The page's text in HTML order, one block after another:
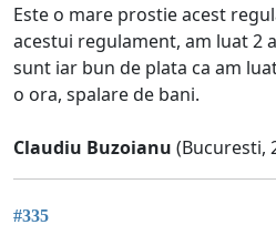
Este o mare prostie acest
acestui regulament, am luat 2
sunt iar bun de plata ca am
o ora, spalare de bani.
Claudiu Buzoianu (Bucuresti,
#335